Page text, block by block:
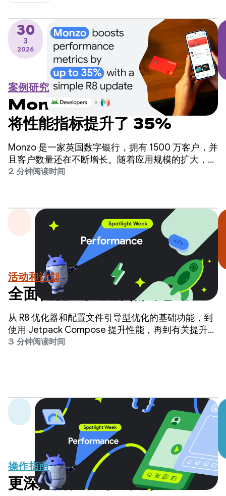
合 AI 功能。
30
3
2026
案例研究
Monzo 通过简单的 R8 更新
将性能指标提升了 35%
Monzo 是一家英国数字银行，拥有 1500 万客户，并
且客户数量还在不断增长。随着应用规模的扩大，工
程团队发现应用启动时间是需要改进的关键领域，但
2 分钟阅读时间
活动和计划
全面优化：性能聚焦周总结
从 R8 优化器和配置文件引导型优化的基础功能，到
使用 Jetpack Compose 提升性能，再到有关提升应
用性能的新指南，我们介绍了构建高性能应用所需的
3 分钟阅读时间
操作指南
更深入的性能考虑因素